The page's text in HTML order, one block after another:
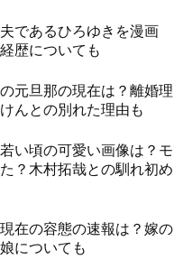
であるひろゆきを漫画
歴についても
元旦那の現在は？離婚理
んとの別れた理由も
い頃の可愛い画像は？モ
？木村拓哉との馴れ初め
在の容態の速報は？嫁の
についても